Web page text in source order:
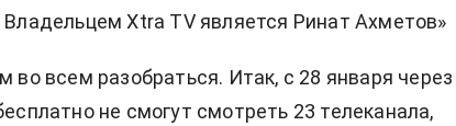
Xtra TV является Ринат Ахметов»
во всем разобраться. Итак, с 28 января через
не смогут смотреть 23 телеканала,